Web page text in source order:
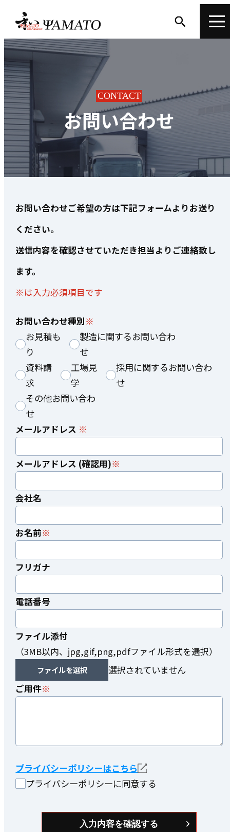
CONTACT
お問い合わせ
お問い合わせご希望の方は下記フォームよりお送り
ください。
送信内容を確認させていただき担当よりご連絡致し
ます。
※は入力必須項目です
お問い合わせ種別
お見積も
り
製造に関するお問い合わ
せ
資料請
求
工場見
学
採用に関するお問い合わ
せ
その他お問い合わ
せ
メールアドレス
メールアドレス (確認用)
会社名
お名前
フリガナ
電話番号
ファイル添付
（3MB以内、jpg,gif,png,pdfファイル形式を選択）
ファイルを選択 選択されていません
ご用件
プライバシーポリシーはこちら
プライバシーポリシーに同意する